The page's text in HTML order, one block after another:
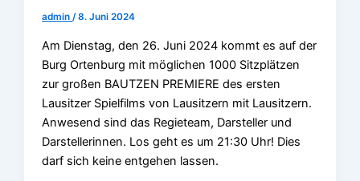
admin/8. Juni 2024
Am Dienstag, den 26. Juni 2024 kommt es auf der
Burg Ortenburg mit möglichen 1000 Sitzplätzen
zur großen BAUTZEN PREMIERE des ersten
Lausitzer Spielfilms von Lausitzern mit Lausitzern.
Anwesend sind das Regieteam, Darsteller und
Darstellerinnen. Los geht es um 21:30 Uhr! Dies
darf sich keine entgehen lassen.